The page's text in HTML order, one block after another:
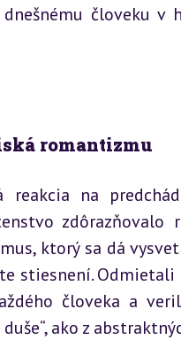
človeku
romantizmu
na
ktorý sa dá
stiesnení.
človeka a
ako z